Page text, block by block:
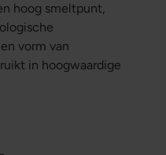
hoog smeltpunt,
vorm van
in hoogwaardige